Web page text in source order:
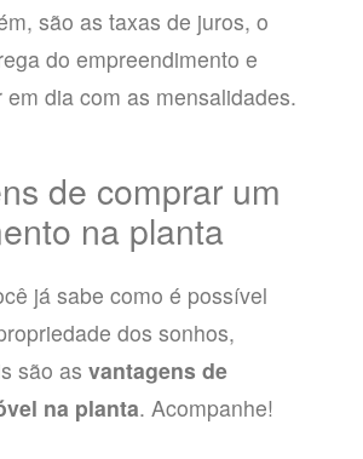
são as taxas de juros, o
do empreendimento e
dia com as mensalidades.
de comprar um
na planta
já sabe como é possível
dos sonhos,
são as vantagens de
na planta. Acompanhe!